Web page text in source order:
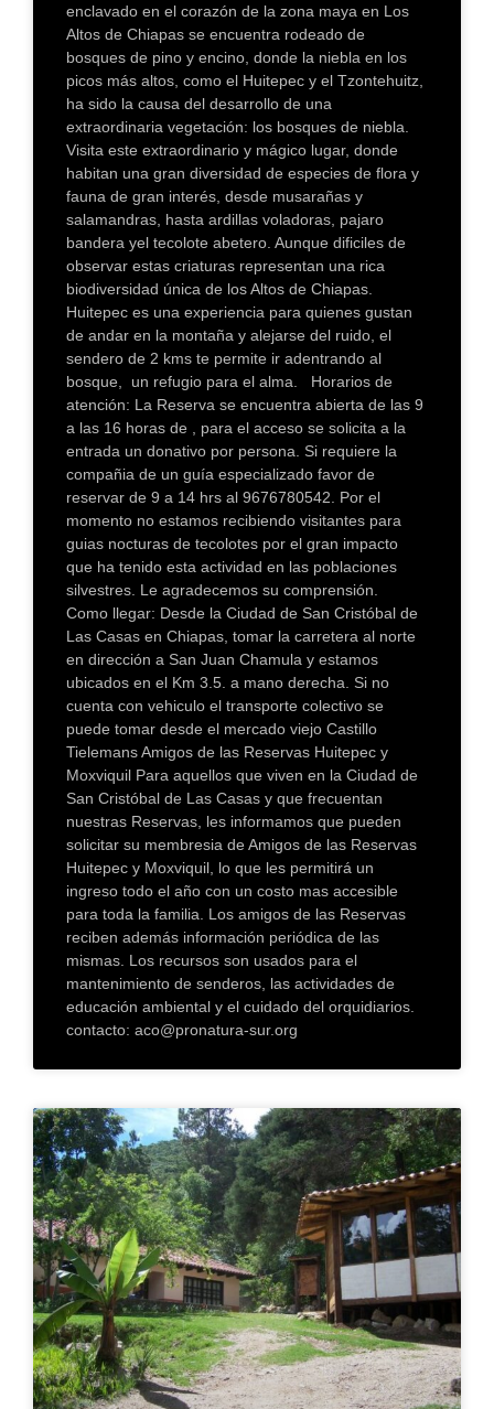
enclavado en el corazón de la zona maya en Los
Altos de Chiapas se encuentra rodeado de
bosques de pino y encino, donde la niebla en los
picos más altos, como el Huitepec y el Tzontehuitz,
ha sido la causa del desarrollo de una
extraordinaria vegetación: los bosques de niebla.
Visita este extraordinario y mágico lugar, donde
habitan una gran diversidad de especies de flora y
fauna de gran interés, desde musarañas y
salamandras, hasta ardillas voladoras, pajaro
bandera yel tecolote abetero. Aunque dificiles de
observar estas criaturas representan una rica
biodiversidad única de los Altos de Chiapas.
Huitepec es una experiencia para quienes gustan
de andar en la montaña y alejarse del ruido, el
sendero de 2 kms te permite ir adentrando al
bosque, un refugio para el alma. Horarios de
atención: La Reserva se encuentra abierta de las 9
a las 16 horas de , para el acceso se solicita a la
entrada un donativo por persona. Si requiere la
compañia de un guía especializado favor de
reservar de 9 a 14 hrs al 9676780542. Por el
momento no estamos recibiendo visitantes para
guias nocturas de tecolotes por el gran impacto
que ha tenido esta actividad en las poblaciones
silvestres. Le agradecemos su comprensión.
Como llegar: Desde la Ciudad de San Cristóbal de
Las Casas en Chiapas, tomar la carretera al norte
en dirección a San Juan Chamula y estamos
ubicados en el Km 3.5. a mano derecha. Si no
cuenta con vehiculo el transporte colectivo se
puede tomar desde el mercado viejo Castillo
Tielemans Amigos de las Reservas Huitepec y
Moxviquil Para aquellos que viven en la Ciudad de
San Cristóbal de Las Casas y que frecuentan
nuestras Reservas, les informamos que pueden
solicitar su membresia de Amigos de las Reservas
Huitepec y Moxviquil, lo que les permitirá un
ingreso todo el año con un costo mas accesible
para toda la familia. Los amigos de las Reservas
reciben además información periódica de las
mismas. Los recursos son usados para el
mantenimiento de senderos, las actividades de
educación ambiental y el cuidado del orquidiarios.
contacto: aco@pronatura-sur.org